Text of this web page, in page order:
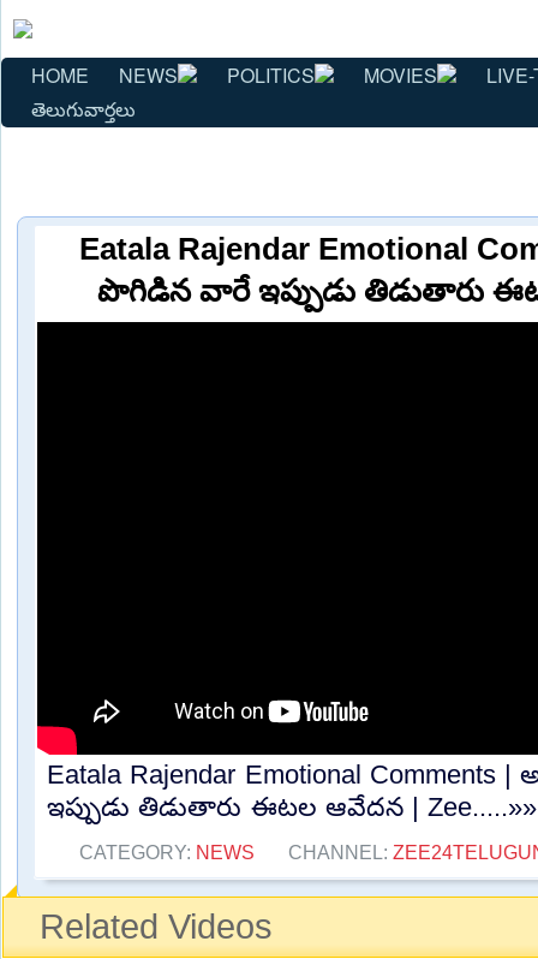
HOME NEWS POLITICS MOVIES
తెలుగువార్తలు
Eatala Rajendar Emotional
పొగిడిన వారే ఇప్పుడు తిడుతారు
Eatala Rajendar Emotional Comments
ఇప్పుడు తిడుతారు ఈటల ఆవేదన | Zee.....»»
CATEGORY: NEWS CHANNEL:
Related Videos